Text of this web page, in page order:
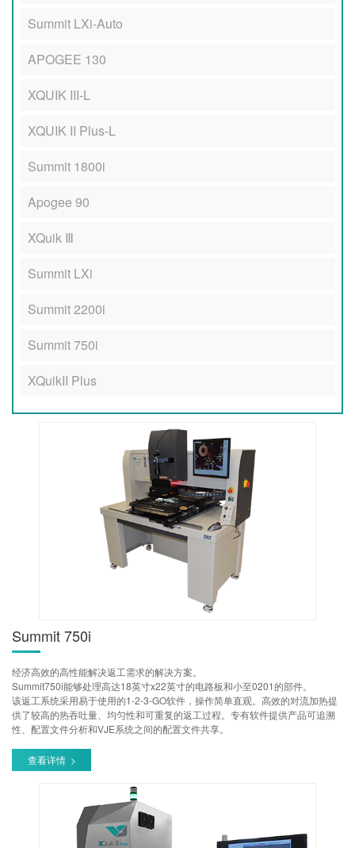
Summit LXi-Auto
APOGEE 130
XQUIK III-L
XQUIK II Plus-L
Summit 1800i
Apogee 90
XQuik Ⅲ
Summit LXi
Summit 2200i
Summit 750i
XQuikII Plus
Summit 750i
经济高效的高性能解决返工需求的解决方案。
Summit750i能够处理高达18英寸x22英寸的电路板和小至0201的部件。
该返工系统采用易于使用的1-2-3-GO软件，操作简单直观。高效的对流加热提
供了较高的热吞吐量、均匀性和可重复的返工过程。专有软件提供产品可追溯
性、配置文件分析和VJE系统之间的配置文件共享。
查看详情 >